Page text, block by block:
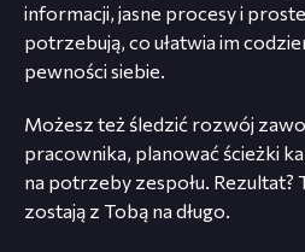
informacji, jasne procesy i
potrzebują, co ułatwia im
pewności siebie.
Możesz też śledzić rozwój
pracownika, planować ścieżki
na potrzeby zespołu. Rezultat?
zostają z Tobą na długo.